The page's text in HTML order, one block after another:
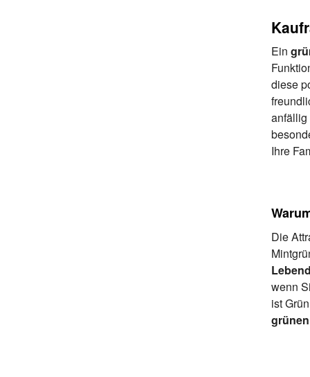
Ein
diese
anfällig
Ihre
Die
wenn
ist